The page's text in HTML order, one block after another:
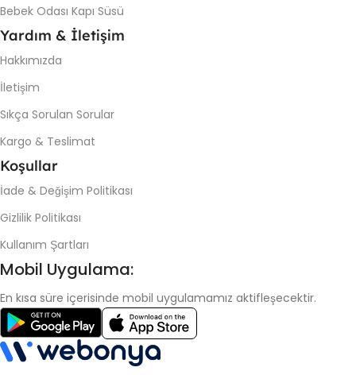
Bebek Odası Kapı Süsü
Yardım & İletişim
Hakkımızda
İletişim
Sıkça Sorulan Sorular
Kargo & Teslimat
Koşullar
İade & Değişim Politikası
Gizlilik Politikası
Kullanım Şartları
Mobil Uygulama:
En kısa süre içerisinde mobil uygulamamız aktifleşecektir.